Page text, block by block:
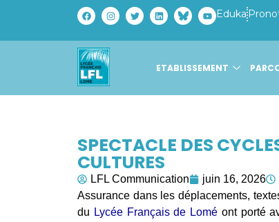
Eduka
ETABLISSEMENT
SPECTACLE DES
CULTURES
LFL Communication juin 16, 2026
Assurance dans les déplacements,
du Lycée Français de Lomé ont porté